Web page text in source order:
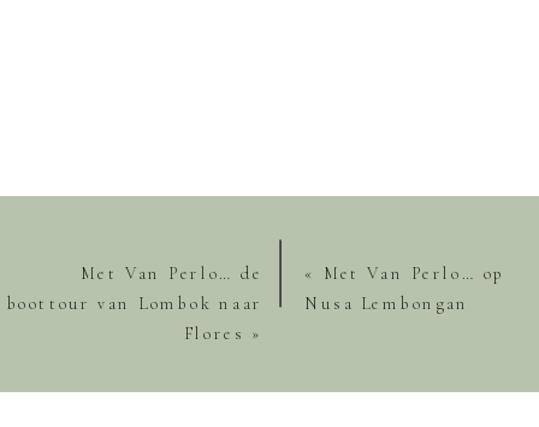
« Met Van Perlo… op
Nusa Lembongan
Met Van Perlo… de
boottour van Lombok naar
Flores »